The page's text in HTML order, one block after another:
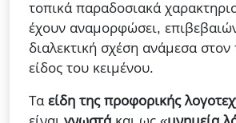
τοπικά παραδοσιακά
έχουν αναμορφώσει,
διαλεκτική σχέση ανάμεσα στον
είδος του κειμένου.
Τα είδη της προφορικής